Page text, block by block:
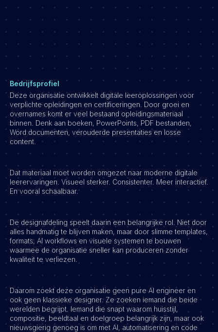
Specialistische techrollen
Operations & HR
Werken bij Haystack People
Jobmarketing
Contact
Bedrijfsprofiel
Deze organisatie ontwikkelt digitale leeroplossingen voor
verplichte opleidingen en certificeringen. Door groei en
overnames komt er veel bestaand opleidingsmateriaal
binnen. Denk aan boeken, PowerPoints, PDF bestanden,
Word documenten, verouderde presentaties en losse
content.
Dat materiaal moet worden omgezet naar moderne digitale
leerervaringen. Visueel sterker. Consistenter. Meer interactief.
En vooral schaalbaar.
De designafdeling speelt daarin een belangrijke rol. Niet door
alles handmatig te blijven maken, maar door slimme templates,
formats, AI workflows en visuele systemen te bouwen
waarmee de organisatie sneller kan produceren zonder
kwaliteit te verliezen.
Daarom zoekt deze organisatie geen pure AI engineer en
ook geen klassieke designer. Ze zoeken iemand die beide
werelden begrijpt. Iemand die snapt waarom huisstijl,
compositie, beeldtaal en doelgroep belangrijk zijn, maar ook
nieuwsgierig genoeg is om met AI, automatisering en code